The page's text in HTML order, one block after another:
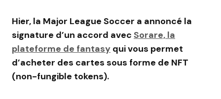
Hier, la Major League Soccer a annoncé la
signature d’un accord avec Sorare, la
plateforme de fantasy qui vous permet
d’acheter des cartes sous forme de NFT
(non-fungible tokens).